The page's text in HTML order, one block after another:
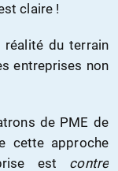
claire !
du terrain
entreprises non
de PME de
cette approche
est contre